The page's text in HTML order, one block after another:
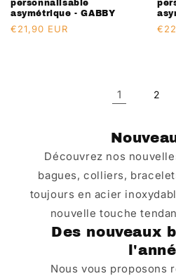
personnalisable
asymétrique - GABBY
Prix
€21,90 EUR
Prix
1 2
Découvrez nos
bagues, colliers,
toujours en acier
nouvelle touche
Des nouveaux
Nous vous proposons